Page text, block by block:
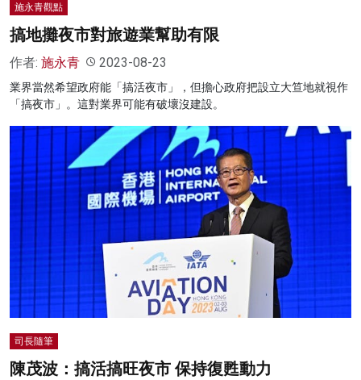
施永青觀點
搞地攤夜市對旅遊業幫助有限
作者: 施永青 2023-08-23
業界當然希望政府能「搞活夜市」，但擔心政府把設立大笪地就視作
「搞夜市」。這對業界可能有破壞沒建設。
司長隨筆
陳茂波：搞活搞旺夜市 保持復甦動力